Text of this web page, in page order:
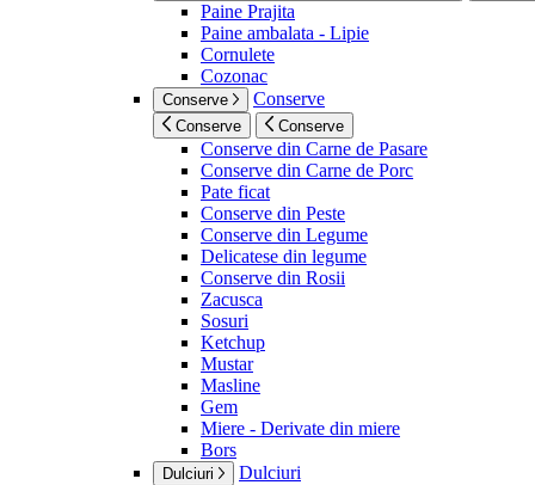
Paine Prajita
Paine ambalata - Lipie
Cornulete
Cozonac
Conserve Conserve
Conserve Conserve
Conserve din Carne de Pasare
Conserve din Carne de Porc
Pate ficat
Conserve din Peste
Conserve din Legume
Delicatese din legume
Conserve din Rosii
Zacusca
Sosuri
Ketchup
Mustar
Masline
Gem
Miere - Derivate din miere
Bors
Dulciuri Dulciuri